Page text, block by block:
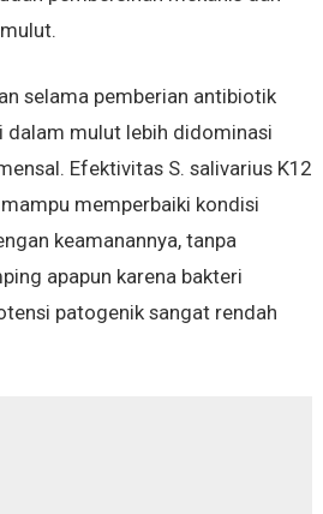
selama pemberian antibiotik
dalam mulut lebih didominasi
Efektivitas S. salivarius K12
memperbaiki kondisi
keamanannya, tanpa
apapun karena bakteri
patogenik sangat rendah